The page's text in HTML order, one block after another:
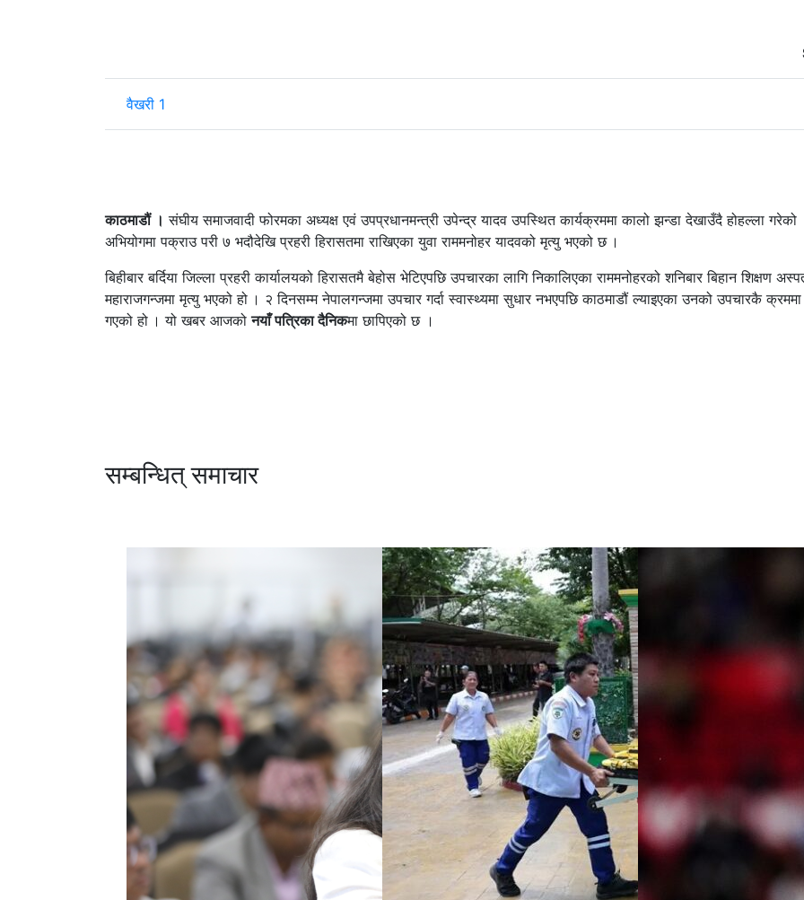
वैखरी 1
काठमाडौं । संघीय समाजवादी फोरमका अध्यक्ष एवं उपप्रधानमन्त्री उपेन्द्र यादव उपस्थित कार्यक्रममा कालो झन्डा देखाउँदै होहल्ला गरेको
अभियोगमा पक्राउ परी ७ भदौदेखि प्रहरी हिरासतमा राखिएका युवा राममनोहर यादवको मृत्यु भएको छ ।
बिहीबार बर्दिया जिल्ला प्रहरी कार्यालयको हिरासतमै बेहोस भेटिएपछि उपचारका लागि निकालिएका राममनोहरको शनिबार बिहान शिक्षण
महाराजगन्जमा मृत्यु भएको हो । २ दिनसम्म नेपालगन्जमा उपचार गर्दा स्वास्थ्यमा सुधार नभएपछि काठमाडौं ल्याइएका उनको उपचारकै
गएको हो । यो खबर आजकोनयाँ पत्रिका दैनिकमा छापिएको छ ।
सम्बन्धित् समाचार